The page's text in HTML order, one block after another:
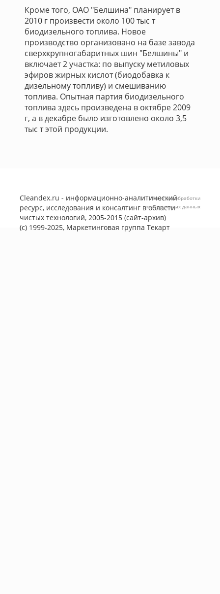
Кроме того, ОАО "Белшина" планирует в
2010 г произвести около 100 тыс т
биодизельного топлива. Новое
производство организовано на базе завода
сверхкрупногабаритных шин "Белшины" и
включает 2 участка: по выпуску метиловых
эфиров жирных кислот (биодобавка к
дизельному топливу) и смешиванию
топлива. Опытная партия биодизельного
топлива здесь произведена в октябре 2009
г, а в декабре было изготовлено около 3,5
тыс т этой продукции.
Cleandex.ru - информационно-аналитический
ресурс, исследования и консалтинг в области
чистых технологий, 2005-2015 (сайт-архив)
(с) 1999-2025, Маркетинговая группа Текарт
Политика обработки
персональных данных